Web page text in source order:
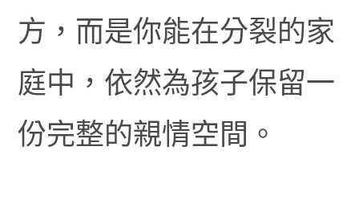
方，而是你能在分裂的家
庭中，依然為孩子保留一
份完整的親情空間。